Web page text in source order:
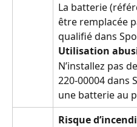
La batterie
être remplacée
qualifié dans
Utilisation
N’installez pas
220-00004 dans
une batterie au
Risque